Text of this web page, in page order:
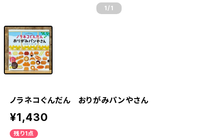
1 /1
ノラネコぐんだん おりがみパンやさん
¥1,430
残り1点